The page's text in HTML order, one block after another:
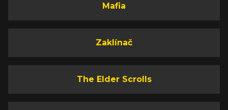
Mafia
Zaklínač
The Elder Scrolls